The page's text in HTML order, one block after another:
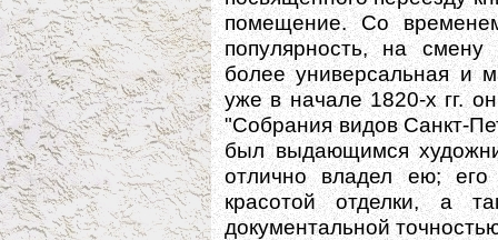
помещение. Со
популярность, на
более универсальная и
уже в начале 1820-х гг.
"Собрания видов Санкт-
был выдающимся
отлично владел ею;
красотой отделки, а
документальной